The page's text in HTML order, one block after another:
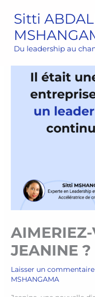
contenu
Sitti
Du leadership au
AIMERIEZ-
JEANINE ?
Laisser un commentaire
MSHANGAMA